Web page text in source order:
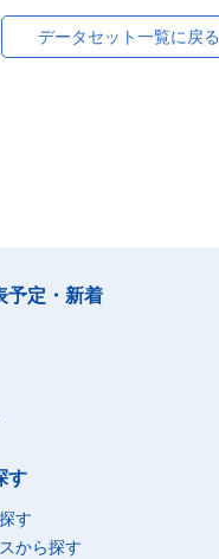
データセット一覧に戻る
予定・新着
す
す
から探す